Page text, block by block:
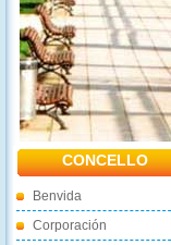
CONCELLO
Benvida
Corporación